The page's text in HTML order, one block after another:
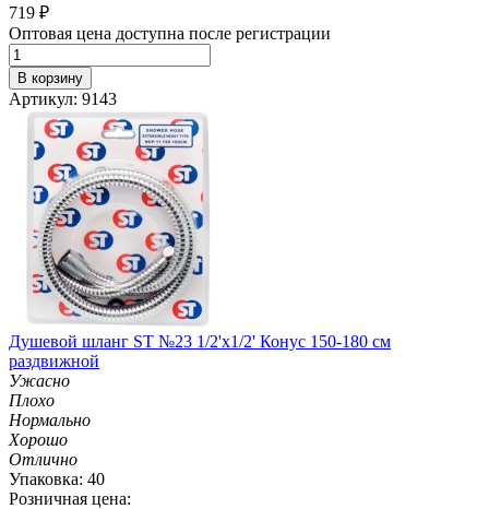
719 ₽
Оптовая цена доступна после регистрации
В корзину
Артикул: 9143
Душевой шланг ST №23 1/2'х1/2' Конус 150-180 см
раздвижной
Ужасно
Плохо
Нормально
Хорошо
Отлично
Упаковка: 40
Розничная цена: